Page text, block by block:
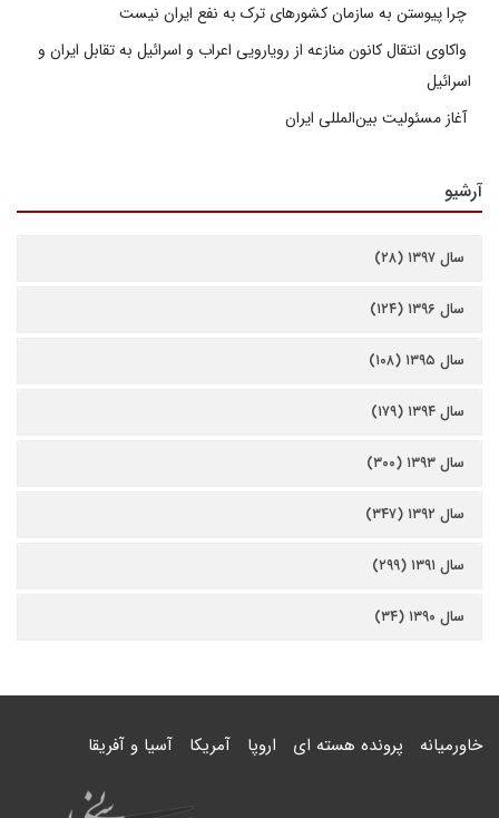
چرا پیوستن به سازمان کشورهای ترک به نفع ایران نیست
واکاوی انتقال کانون منازعه از رویارویی اعراب و اسرائیل به تقابل ایران و
اسرائیل
آغاز مسئولیت بین‌المللی ایران
آرشیو
سال ۱۳۹۷ (۲۸)
سال ۱۳۹۶ (۱۲۴)
سال ۱۳۹۵ (۱۰۸)
سال ۱۳۹۴ (۱۷۹)
سال ۱۳۹۳ (۳۰۰)
سال ۱۳۹۲ (۳۴۷)
سال ۱۳۹۱ (۲۹۹)
سال ۱۳۹۰ (۳۴)
خاورمیانه پرونده هسته ای اروپا آمریکا آسیا و آفریقا